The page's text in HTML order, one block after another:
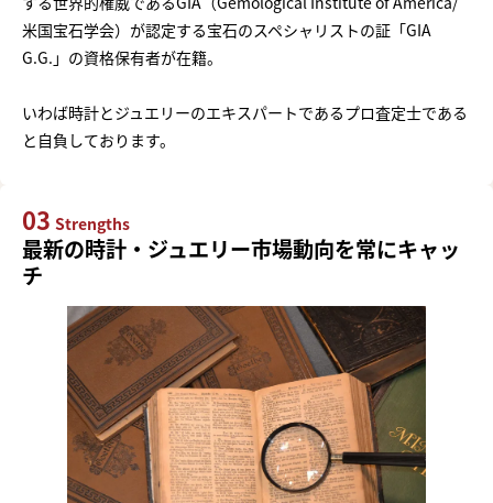
米国宝石学会）が認定する宝石のスペシャリストの証「GIA
G.G.」の資格保有者が在籍。
いわば時計とジュエリーのエキスパートであるプロ査定士である
と自負しております。
03 Strengths
最新の時計・ジュエリー市場動向を常にキャッ
チ